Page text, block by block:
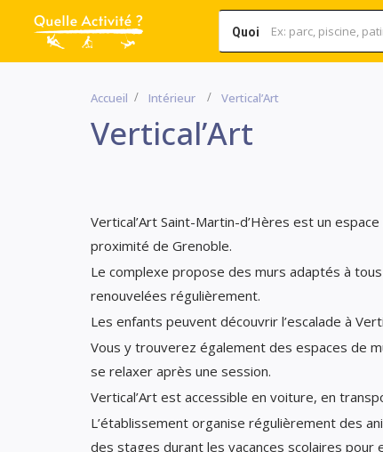
Quoi
Accueil Intérieur Vertical’Art
Vertical’Art
Vertical’Art Saint-Martin-d’Hères est un
proximité de Grenoble.
Le complexe propose des murs adaptés à
renouvelées régulièrement.
Les enfants peuvent découvrir l’escalade à
Vous y trouverez également des espaces de
se relaxer après une session.
Vertical’Art est accessible en voiture, en
L’établissement organise régulièrement des
des stages durant les vacances scolaires pour